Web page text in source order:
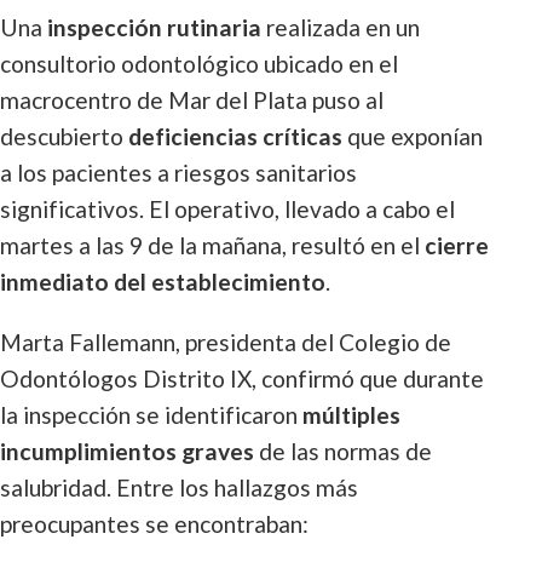
Una inspección rutinaria realizada en un
consultorio odontológico ubicado en el
macrocentro de Mar del Plata puso al
descubierto deficiencias críticas que exponían
a los pacientes a riesgos sanitarios
significativos. El operativo, llevado a cabo el
martes a las 9 de la mañana, resultó en el cierre
inmediato del establecimiento.
Marta Fallemann, presidenta del Colegio de
Odontólogos Distrito IX, confirmó que durante
la inspección se identificaron múltiples
incumplimientos graves de las normas de
salubridad. Entre los hallazgos más
preocupantes se encontraban: